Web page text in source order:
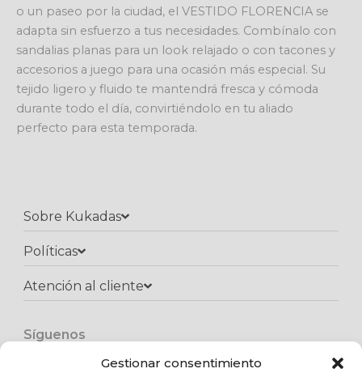
Gestionar consentimiento
o un paseo por la ciudad, el VESTIDO FLORENCIA se
adapta sin esfuerzo a tus necesidades. Combínalo con
sandalias planas para un look relajado o con tacones y
accesorios a juego para una ocasión más especial. Su
tejido ligero y fluido te mantendrá fresca y cómoda
durante todo el día, convirtiéndolo en tu aliado
perfecto para esta temporada.
Sobre Kukadas
Políticas
Atención al cliente​
Síguenos
h